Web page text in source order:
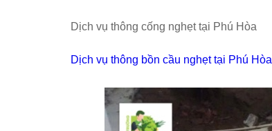
Dịch vụ thông cống nghẹt tại Phú Hòa
Dịch vụ thông bồn cầu nghẹt tại Phú Hòa